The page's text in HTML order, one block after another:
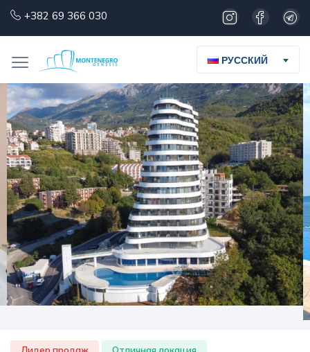
+382 69 366 030
РУССКИЙ
Лидер продаж
Отличная локация